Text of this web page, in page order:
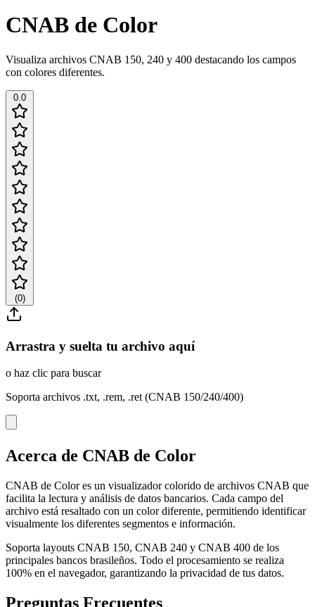
CNAB de Color
Visualiza archivos CNAB 150, 240 y 400 destacando los campos
con colores diferentes.
0.0
(0)
Arrastra y suelta tu archivo aquí
o haz clic para buscar
Soporta archivos .txt, .rem, .ret (CNAB 150/240/400)
Acerca de CNAB de Color
CNAB de Color es un visualizador colorido de archivos CNAB que
facilita la lectura y análisis de datos bancarios. Cada campo del
archivo está resaltado con un color diferente, permitiendo identificar
visualmente los diferentes segmentos e información.
Soporta layouts CNAB 150, CNAB 240 y CNAB 400 de los
principales bancos brasileños. Todo el procesamiento se realiza
100% en el navegador, garantizando la privacidad de tus datos.
Preguntas Frecuentes